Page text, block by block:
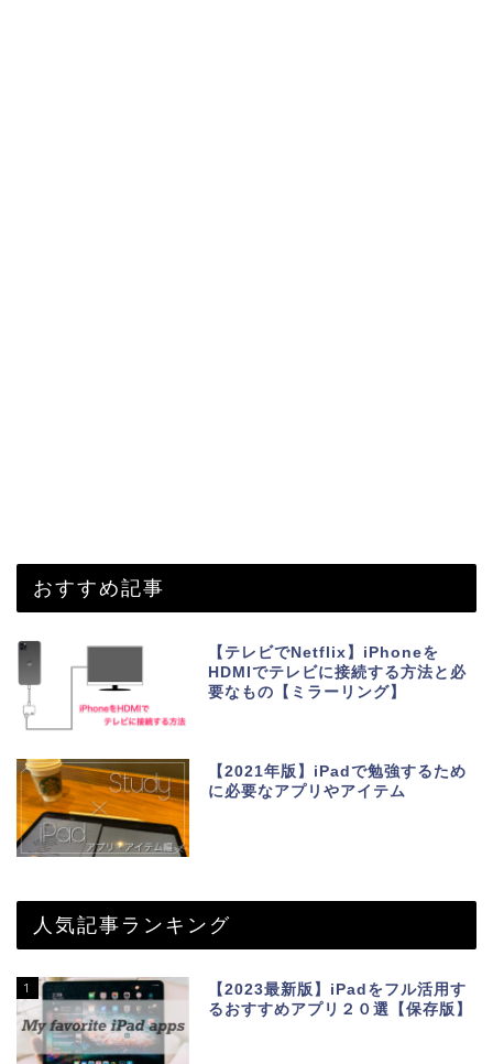
おすすめ記事
【テレビでNetflix】iPhoneを
HDMIでテレビに接続する方法と必
要なもの【ミラーリング】
【2021年版】iPadで勉強するため
に必要なアプリやアイテム
人気記事ランキング
1
【2023最新版】iPadをフル活用す
るおすすめアプリ２０選【保存版】